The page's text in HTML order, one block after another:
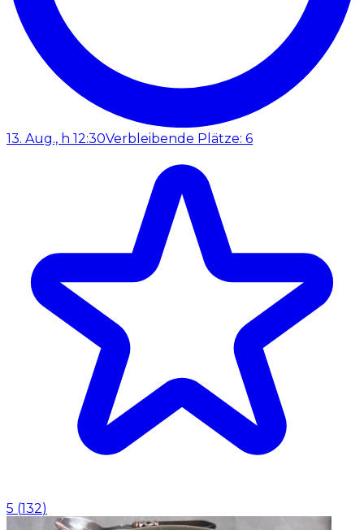
13. Aug., h 12:30Verbleibende Plätze: 6
5 (132)